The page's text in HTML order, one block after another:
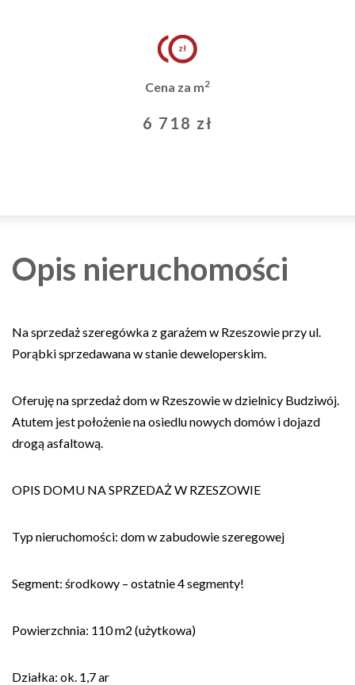
Cena za m2
6 718 zł
Opis nieruchomości
Na sprzedaż szeregówka z garażem w Rzeszowie przy ul.
Porąbki sprzedawana w stanie deweloperskim.
Oferuję na sprzedaż dom w Rzeszowie w dzielnicy Budziwój.
Atutem jest położenie na osiedlu nowych domów i dojazd
drogą asfaltową.
OPIS DOMU NA SPRZEDAŻ W RZESZOWIE
Typ nieruchomości: dom w zabudowie szeregowej
Segment: środkowy – ostatnie 4 segmenty!
Powierzchnia: 110 m2 (użytkowa)
Działka: ok. 1,7 ar